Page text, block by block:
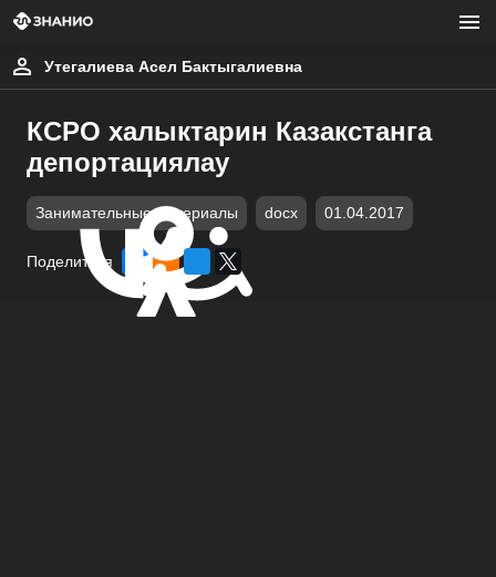
Утегалиева Асел Бактыгалиевна
КСРО халыктарин Казакстанга
депортациялау
Занимательные материалы docx 01.04.2017
Поделиться